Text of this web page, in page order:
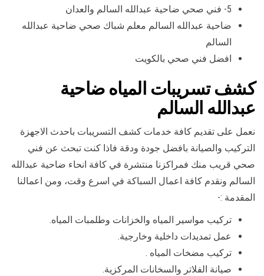
5- فني صحي ضاحية عبدالله السالم والعدان
ضاحية عبدالله السالم معلم شباك صحي ضاحية عبدالله
السالم
افضل فني صحي بالكويت
كشف تسريبات المياه ضاحية
عبدالله السالم
نعمل على تقديم كافة خدمات كشف التسريبات باحدث الاجهزة
التركيب والصيانة بافضل جودة ودقة فاذا كنت تبحث عن فني
صحي قريب منك فمراكزنا منتشرة في كافة انحاء ضاحية عبدالله
السالم ونقدم كافة اعمال السباكة في اسرع وقت، ومن اعمالنا
المقدمة :-
تركيب مواسير المياه والخزانات وطلمبات المياه.
عمل تمديدات داخلية وخارجية.
تركيب مضخات المياه .
صيانة الفلاتر والسخانات المركزية.